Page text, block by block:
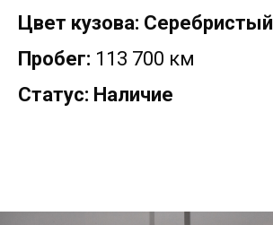
Цвет кузова: Серебристый
Пробег: 113 700 км
Статус: Наличие